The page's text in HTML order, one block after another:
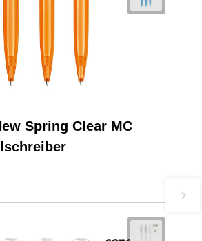
Spring Clear MC